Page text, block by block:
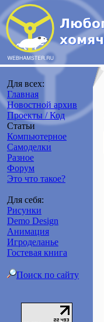
Для всех:
Главная
Новостной архив
Проекты / Код
Статьи
Компьютерное
Самоделки
Разное
Форум
Это что такое?
Для себя:
Рисунки
Demo Design
Анимация
Игроделанье
Гостевая книга
Поиск по сайту